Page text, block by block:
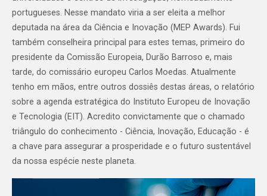
portugueses. Nesse mandato viria a ser eleita a melhor
deputada na área da Ciência e Inovação (MEP Awards). Fui
também conselheira principal para estes temas, primeiro do
presidente da Comissão Europeia, Durão Barroso e, mais
tarde, do comissário europeu Carlos Moedas. Atualmente
tenho em mãos, entre outros dossiês destas áreas, o relatório
sobre a agenda estratégica do Instituto Europeu de Inovação
e Tecnologia (EIT). Acredito convictamente que o chamado
triângulo do conhecimento - Ciência, Inovação, Educação - é
a chave para assegurar a prosperidade e o futuro sustentável
da nossa espécie neste planeta.